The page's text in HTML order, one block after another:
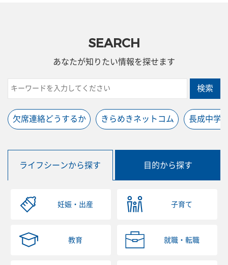
SEARCH
あなたが知りたい情報を探せます
検索
欠席連絡どうするか きらめきネットコム 長成中学
ライフシーンから探す 目的から探す
妊娠・出産 子育て
教育 就職・転職